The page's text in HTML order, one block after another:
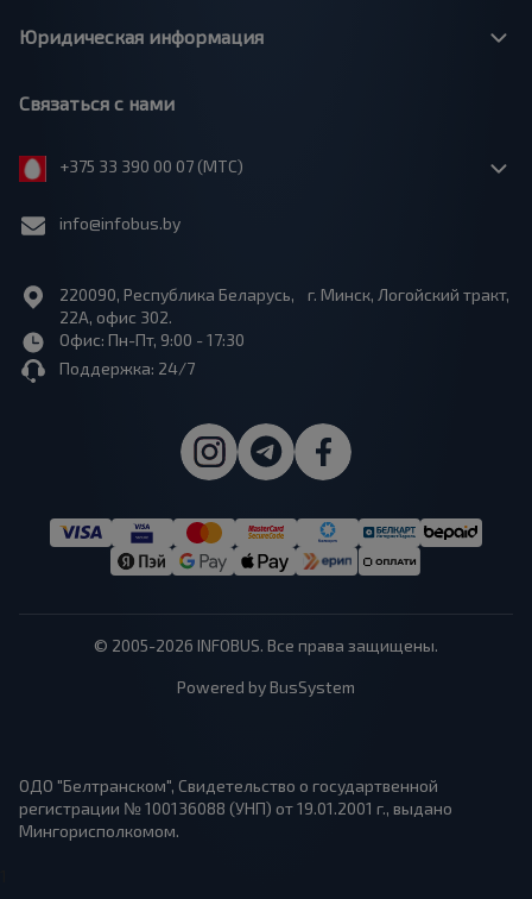
Юридическая информация
Связаться с нами
+375 33 390 00 07 (МТС)
info@infobus.by
220090, Республика Беларусь, г. Минск, Логойский тракт,
22А, офис 302.
Офис: Пн-Пт, 9:00 - 17:30
Поддержка: 24/7
© 2005-2026 INFOBUS. Все права защищены.
Powered by BusSystem
ОДО "Белтранском", Свидетельство о государтвенной
регистрации № 100136088 (УНП) от 19.01.2001 г., выдано
Мингорисполкомом.